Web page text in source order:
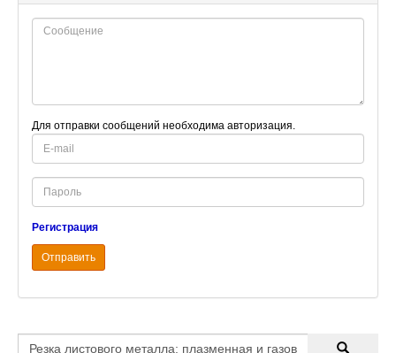
Для отправки сообщений необходима авторизация.
E-
mail
Password
Регистрация
Отправить